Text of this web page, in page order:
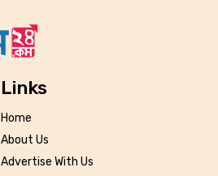
Links
Home
About Us
Advertise With Us